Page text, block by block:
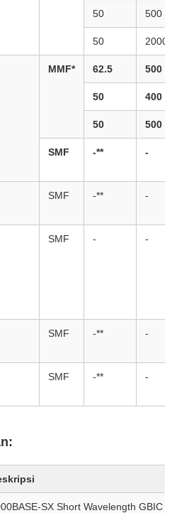
50 500
50 2000
MMF* 62.5 500
50 400
50 500
SMF -** -
SMF -** -
SMF - -
SMF -** -
SMF -** -
SX Short Wavelength GBIC